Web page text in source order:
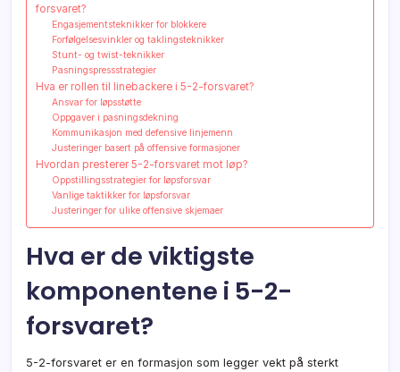
forsvaret?
Engasjementsteknikker for blokkere
Forfølgelsesvinkler og taklingsteknikker
Stunt- og twist-teknikker
Pasningspressstrategier
Hva er rollen til linebackere i 5-2-forsvaret?
Ansvar for løpsstøtte
Oppgaver i pasningsdekning
Kommunikasjon med defensive linjemenn
Justeringer basert på offensive formasjoner
Hvordan presterer 5-2-forsvaret mot løp?
Oppstillingsstrategier for løpsforsvar
Vanlige taktikker for løpsforsvar
Justeringer for ulike offensive skjemaer
Hva er de viktigste
komponentene i 5-2-
forsvaret?
5-2-forsvaret er en formasjon som legger vekt på sterkt